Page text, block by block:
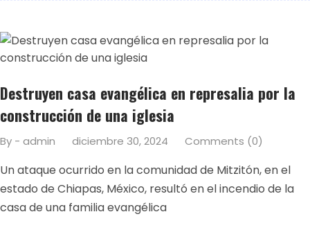
Destruyen casa evangélica en represalia por la
construcción de una iglesia
By - admin diciembre 30, 2024 Comments (0)
Un ataque ocurrido en la comunidad de Mitzitón, en el
estado de Chiapas, México, resultó en el incendio de la
casa de una familia evangélica